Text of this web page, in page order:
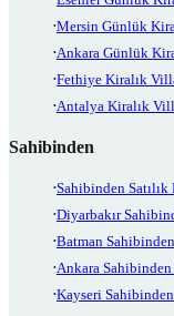
Mersin Günlük
Ankara Günlük
Fethiye Kiralık
Antalya Kiralık
Sahibinden
Sahibinden Satılık
Diyarbakır
Batman
Ankara Sahibinden
Kayseri